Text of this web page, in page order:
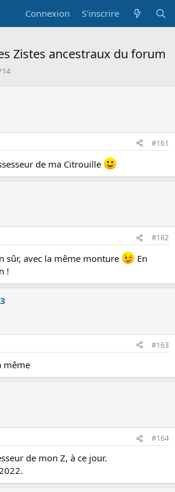
Connexion S'inscrire
Zistes ancestraux du forum
#161
de ma Citrouille
#162
sûr, avec la même monture
En
!
#163
même
#164
de mon Z, à ce jour.